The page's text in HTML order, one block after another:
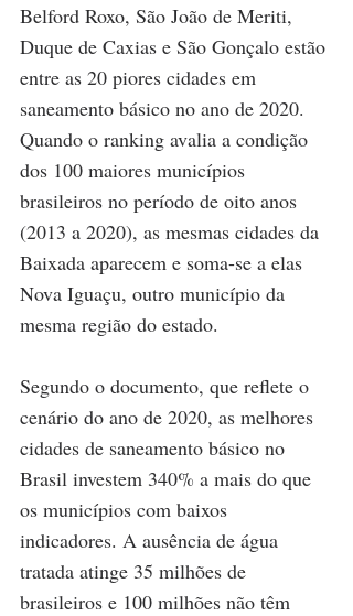
Belford Roxo, São João de Meriti,
Duque de Caxias e São Gonçalo estão
entre as 20 piores cidades em
saneamento básico no ano de 2020.
Quando o ranking avalia a condição
dos 100 maiores municípios
brasileiros no período de oito anos
(2013 a 2020), as mesmas cidades da
Baixada aparecem e soma-se a elas
Nova Iguaçu, outro município da
mesma região do estado.
Segundo o documento, que reflete o
cenário do ano de 2020, as melhores
cidades de saneamento básico no
Brasil investem 340% a mais do que
os municípios com baixos
indicadores. A ausência de água
tratada atinge 35 milhões de
brasileiros e 100 milhões não têm